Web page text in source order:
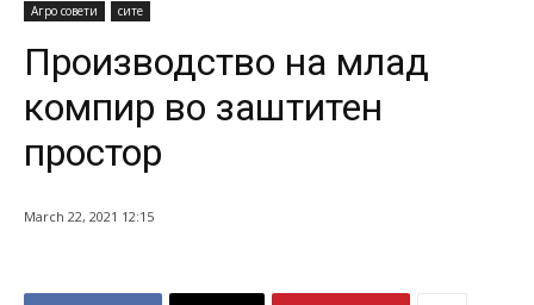
Агро совети сите
Производство на млад
компир во заштитен
простор
March 22, 2021 12:15